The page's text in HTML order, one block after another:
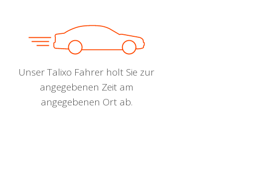
Unser Talixo Fahrer holt Sie zur
angegebenen Zeit am
angegebenen Ort ab.